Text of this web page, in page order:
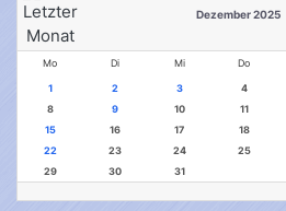
Dezember 2025
Mo Di Mi Do
1 2 3 4
8
9 10 11
15
16 17 18
22
23 24 25
29
30 31